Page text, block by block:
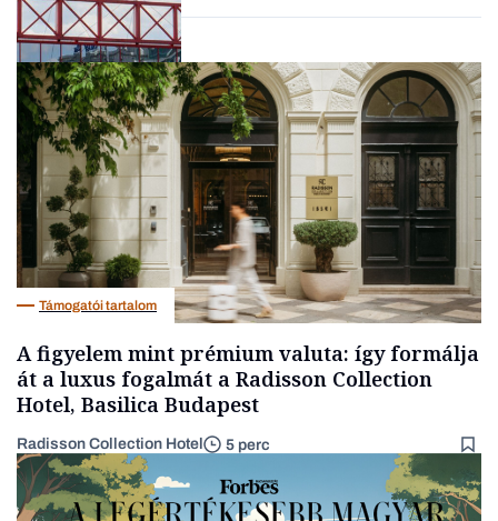
Nemzetközi cégek
Támogatói tartalom
A figyelem mint prémium valuta: így formálja
át a luxus fogalmát a Radisson Collection
Hotel, Basilica Budapest
Radisson Collection Hotel 5 perc